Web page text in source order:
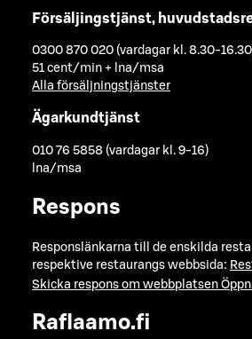
Försäljingstjänst,
0300 870 020 (vardagar kl. 8.30-
51 cent/min + lna/msa
Alla försäljningstjänster
Ägarkundtjänst
010 76 5858 (vardagar kl. 9-16)
lna/msa
Respons
Responslänkarna till de enskilda
respektive restaurangs webbsida:
Skicka respons om webbplatsen
Raflaamo.fi